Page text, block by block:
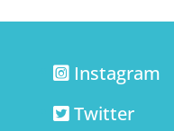
Instagram
Twitter